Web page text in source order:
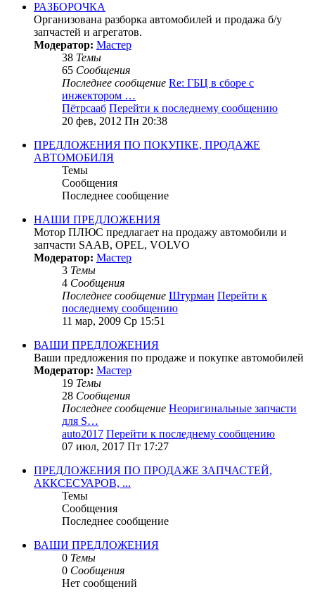
РАЗБОРОЧКА
Организована разборка автомобилей и продажа б/у
запчастей и агрегатов.
Модератор: Мастер
38 Темы
65 Сообщения
Последнее сообщение Re: ГБЦ в сборе с
инжектором …
Пётрсааб Перейти к последнему сообщению
20 фев, 2012 Пн 20:38
ПРЕДЛОЖЕНИЯ ПО ПОКУПКЕ, ПРОДАЖЕ
АВТОМОБИЛЯ
Темы
Сообщения
Последнее сообщение
НАШИ ПРЕДЛОЖЕНИЯ
Мотор ПЛЮС предлагает на продажу автомобили и
запчасти SAAB, OPEL, VOLVO
Модератор: Мастер
3 Темы
4 Сообщения
Последнее сообщение Штурман Перейти к
последнему сообщению
11 мар, 2009 Ср 15:51
ВАШИ ПРЕДЛОЖЕНИЯ
Ваши предложения по продаже и покупке автомобилей
Модератор: Мастер
19 Темы
28 Сообщения
Последнее сообщение Неоригинальные запчасти
для S…
auto2017 Перейти к последнему сообщению
07 июл, 2017 Пт 17:27
ПРЕДЛОЖЕНИЯ ПО ПРОДАЖЕ ЗАПЧАСТЕЙ,
АККСЕСУАРОВ, ...
Темы
Сообщения
Последнее сообщение
ВАШИ ПРЕДЛОЖЕНИЯ
0 Темы
0 Сообщения
Нет сообщений